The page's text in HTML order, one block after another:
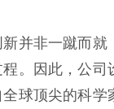
并非一蹴而就
。因此，公司
球顶尖的科学